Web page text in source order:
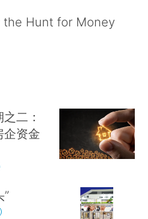
Hunt for Money
二：
企资金
”